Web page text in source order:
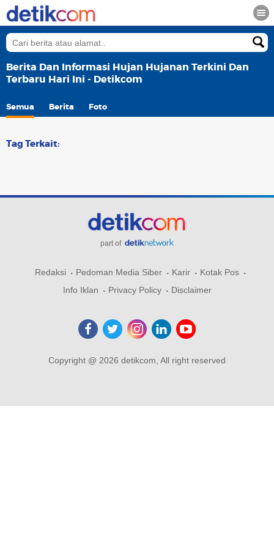
Berita Dan Informasi Hujan Hujanan Terkini Dan
Terbaru Hari Ini - Detikcom
Semua Berita Foto
Tag Terkait:
part of
Redaksi Pedoman Media Siber Karir
Kotak Pos
Info Iklan
Privacy Policy Disclaimer
Copyright @ 2026 detikcom, All right reserved